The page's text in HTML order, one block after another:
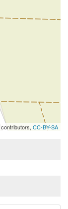
contributors, CC-BY-SA